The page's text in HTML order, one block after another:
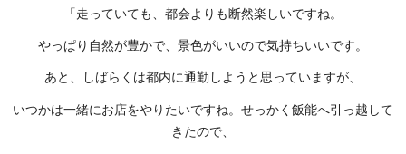
「走っていても、都会よりも断然楽しいですね。
やっぱり自然が豊かで、景色がいいので気持ちいいです。
あと、しばらくは都内に通勤しようと思っていますが、
いつかは一緒にお店をやりたいですね。せっかく飯能へ引っ越して
きたので、